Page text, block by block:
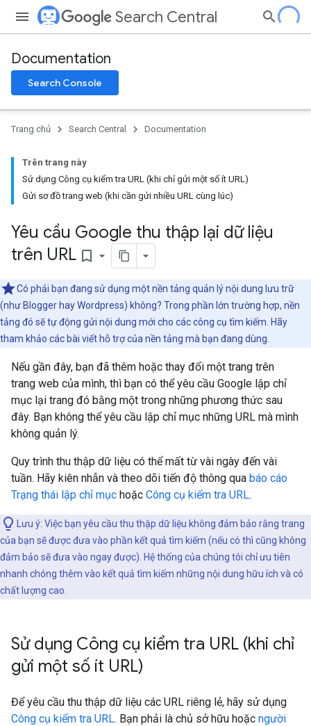
Search Central
Documentation
Search Console
Trang chủ Search Central Documentation
Trên trang này
Sử dụng Công cụ kiểm tra URL (khi chỉ gửi một số ít URL)
Gửi sơ đồ trang web (khi cần gửi nhiều URL cùng lúc)
Yêu cầu Google thu thập lại dữ liệu
trên URL bookmark_border
Có phải bạn đang sử dụng một nền tảng quản lý nội dung lưu trữ
(như Blogger hay Wordpress) không? Trong phần lớn trường hợp, nền
tảng đó sẽ tự động gửi nội dung mới cho các công cụ tìm kiếm. Hãy
tham khảo các bài viết hỗ trợ của nền tảng mà bạn đang dùng.
Nếu gần đây, bạn đã thêm hoặc thay đổi một trang trên
trang web của mình, thì bạn có thể yêu cầu Google lập chỉ
mục lại trang đó bằng một trong những phương thức sau
đây. Bạn không thể yêu cầu lập chỉ mục những URL mà mình
không quản lý.
Quy trình thu thập dữ liệu có thể mất từ vài ngày đến vài
tuần. Hãy kiên nhẫn và theo dõi tiến độ thông qua báo cáo
Trạng thái lập chỉ mục hoặc Công cụ kiểm tra URL.
Lưu ý: Việc bạn yêu cầu thu thập dữ liệu không đảm bảo rằng trang
của bạn sẽ được đưa vào phần kết quả tìm kiếm (nếu có thì cũng không
đảm bảo sẽ đưa vào ngay được). Hệ thống của chúng tôi chỉ ưu tiên
nhanh chóng thêm vào kết quả tìm kiếm những nội dung hữu ích và có
chất lượng cao.
Sử dụng Công cụ kiểm tra URL (khi chỉ
gửi một số ít URL)
Để yêu cầu thu thập dữ liệu các URL riêng lẻ, hãy sử dụng
Công cụ kiểm tra URL. Bạn phải là chủ sở hữu hoặc người